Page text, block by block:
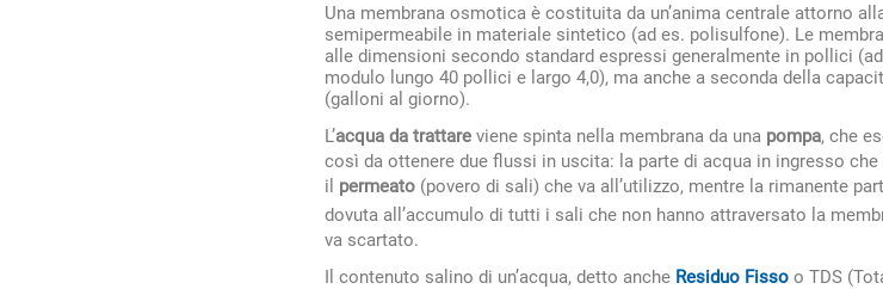
Una membrana osmotica è costituita da un’anima centrale attorno
semipermeabile in materiale sintetico (ad es. polisulfone). Le
alle dimensioni secondo standard espressi generalmente in pollici
modulo lungo 40 pollici e largo 4,0), ma anche a seconda della
(galloni al giorno).
L’acqua da trattare viene spinta nella membrana da una pompa, che
così da ottenere due flussi in uscita: la parte di acqua in ingresso
il permeato (povero di sali) che va all’utilizzo, mentre la rimanente
dovuta all’accumulo di tutti i sali che non hanno attraversato la
va scartato.
Il contenuto salino di un’acqua, detto anche Residuo Fisso o TDS